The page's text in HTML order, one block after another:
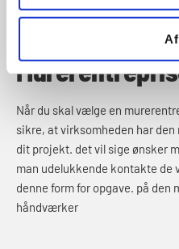
Tips til at
Når du skal vælge en
sikre, at virksomheden har
dit projekt. det vil sige ønsker
man udelukkende kontakte de
denne form for opgave. på
håndværker